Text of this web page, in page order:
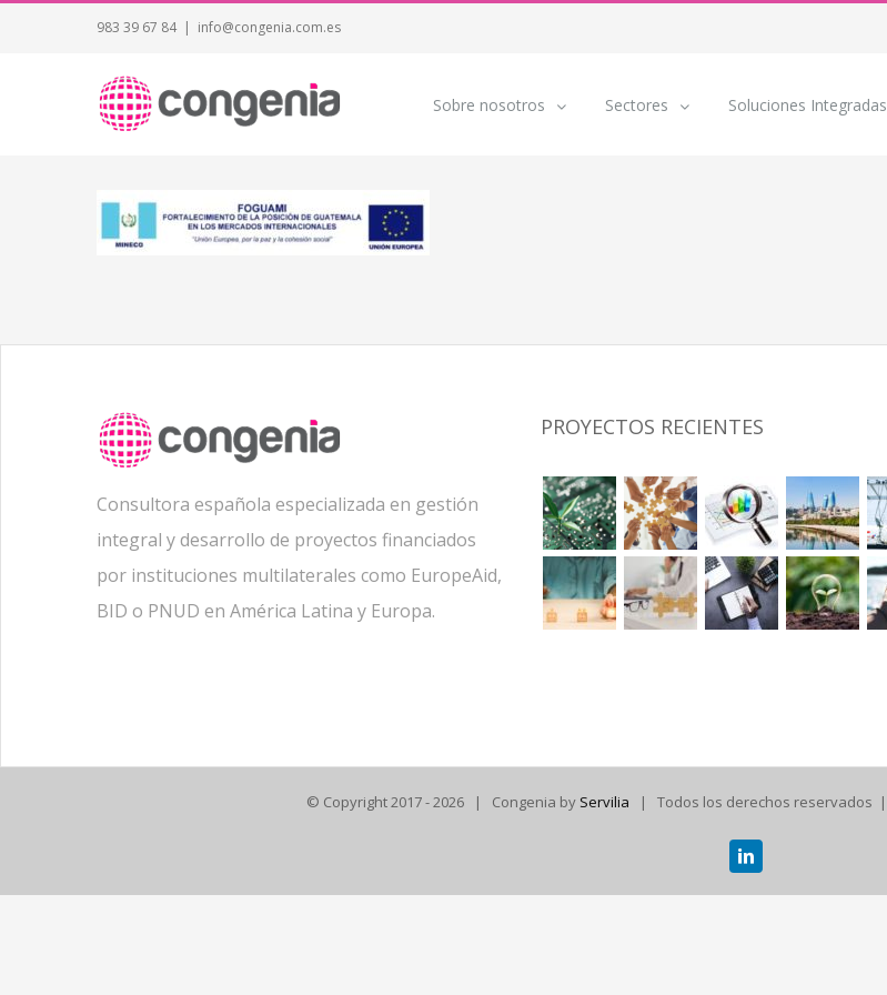
983 39 67 84 | info@congenia.com.es
Sobre nosotros Sectores Soluciones Integradas
Consultora española especializada en gestión
integral y desarrollo de proyectos financiados
por instituciones multilaterales como EuropeAid,
BID o PNUD en América Latina y Europa.
PROYECTOS RECIENTES
© Copyright 2017 -2026 | Congenia by Servilia | Todos los derechos reservados |
Linkedin